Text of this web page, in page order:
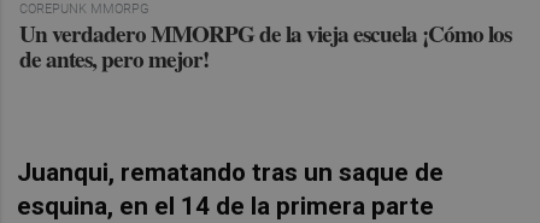
COREPUNK MMORPG
Un verdadero MMORPG de la vieja escuela ¡Cómo los
de antes, pero mejor!
Juanqui, rematando tras un saque de
esquina, en el 14 de la primera parte